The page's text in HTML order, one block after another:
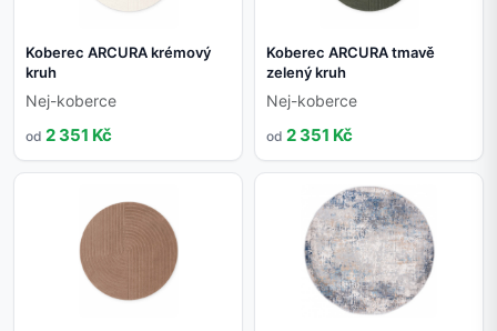
Koberec ARCURA krémový
kruh
Nej-koberce
od 2 351 Kč
Koberec ARCURA tmavě
zelený kruh
Nej-koberce
od 2 351 Kč